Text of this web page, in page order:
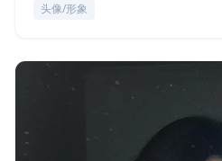
头像/形象